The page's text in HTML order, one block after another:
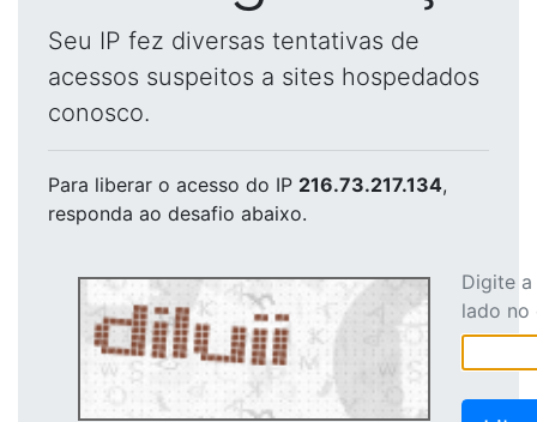
Seu IP fez diversas tentativas de
acessos suspeitos a sites hospedados
conosco.
Para liberar o acesso do IP 216.73.217.134,
responda ao desafio abaixo.
Digite
lado no